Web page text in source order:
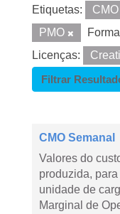
Etiquetas: CMO
PMO
Licenças:
Filtrar
CMO Semanal
Valores do
produzida,
unidade de
Marginal de